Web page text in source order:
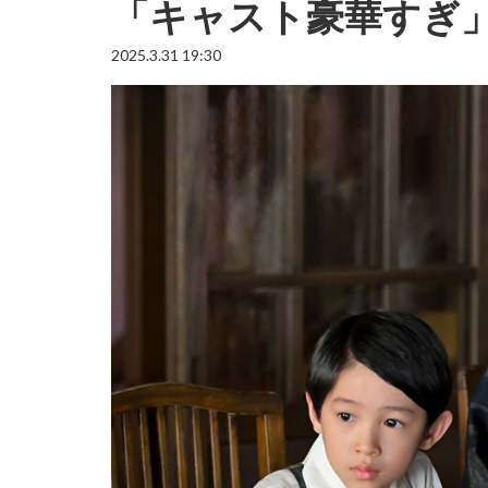
「キャスト豪華すぎ
2025.3.31 19:30